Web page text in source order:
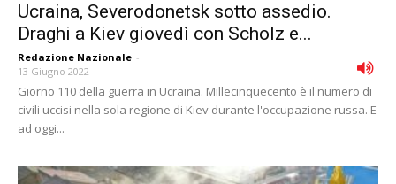
Ucraina, Severodonetsk sotto assedio.
Draghi a Kiev giovedì con Scholz e...
Redazione Nazionale -
13 Giugno 2022
Giorno 110 della guerra in Ucraina. Millecinquecento è il numero di
civili uccisi nella sola regione di Kiev durante l'occupazione russa. E
ad oggi...